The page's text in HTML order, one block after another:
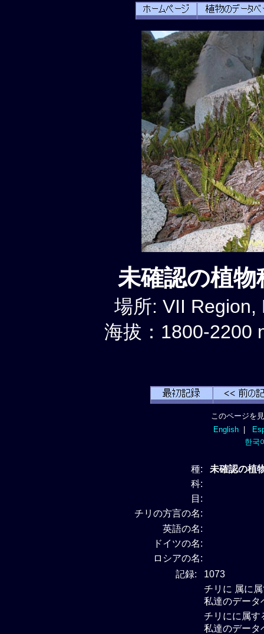
未確認の植
場所: VII Region,
海拔：1800-2200
このページを
English|
한국
種:
未確認の植
科:
目:
チリの方言の名:
英語の名:
ドイツの名:
ロシアの名:
記録:
1073
チリに 属に
私達のデータ
チリにに属す
私達のデータ